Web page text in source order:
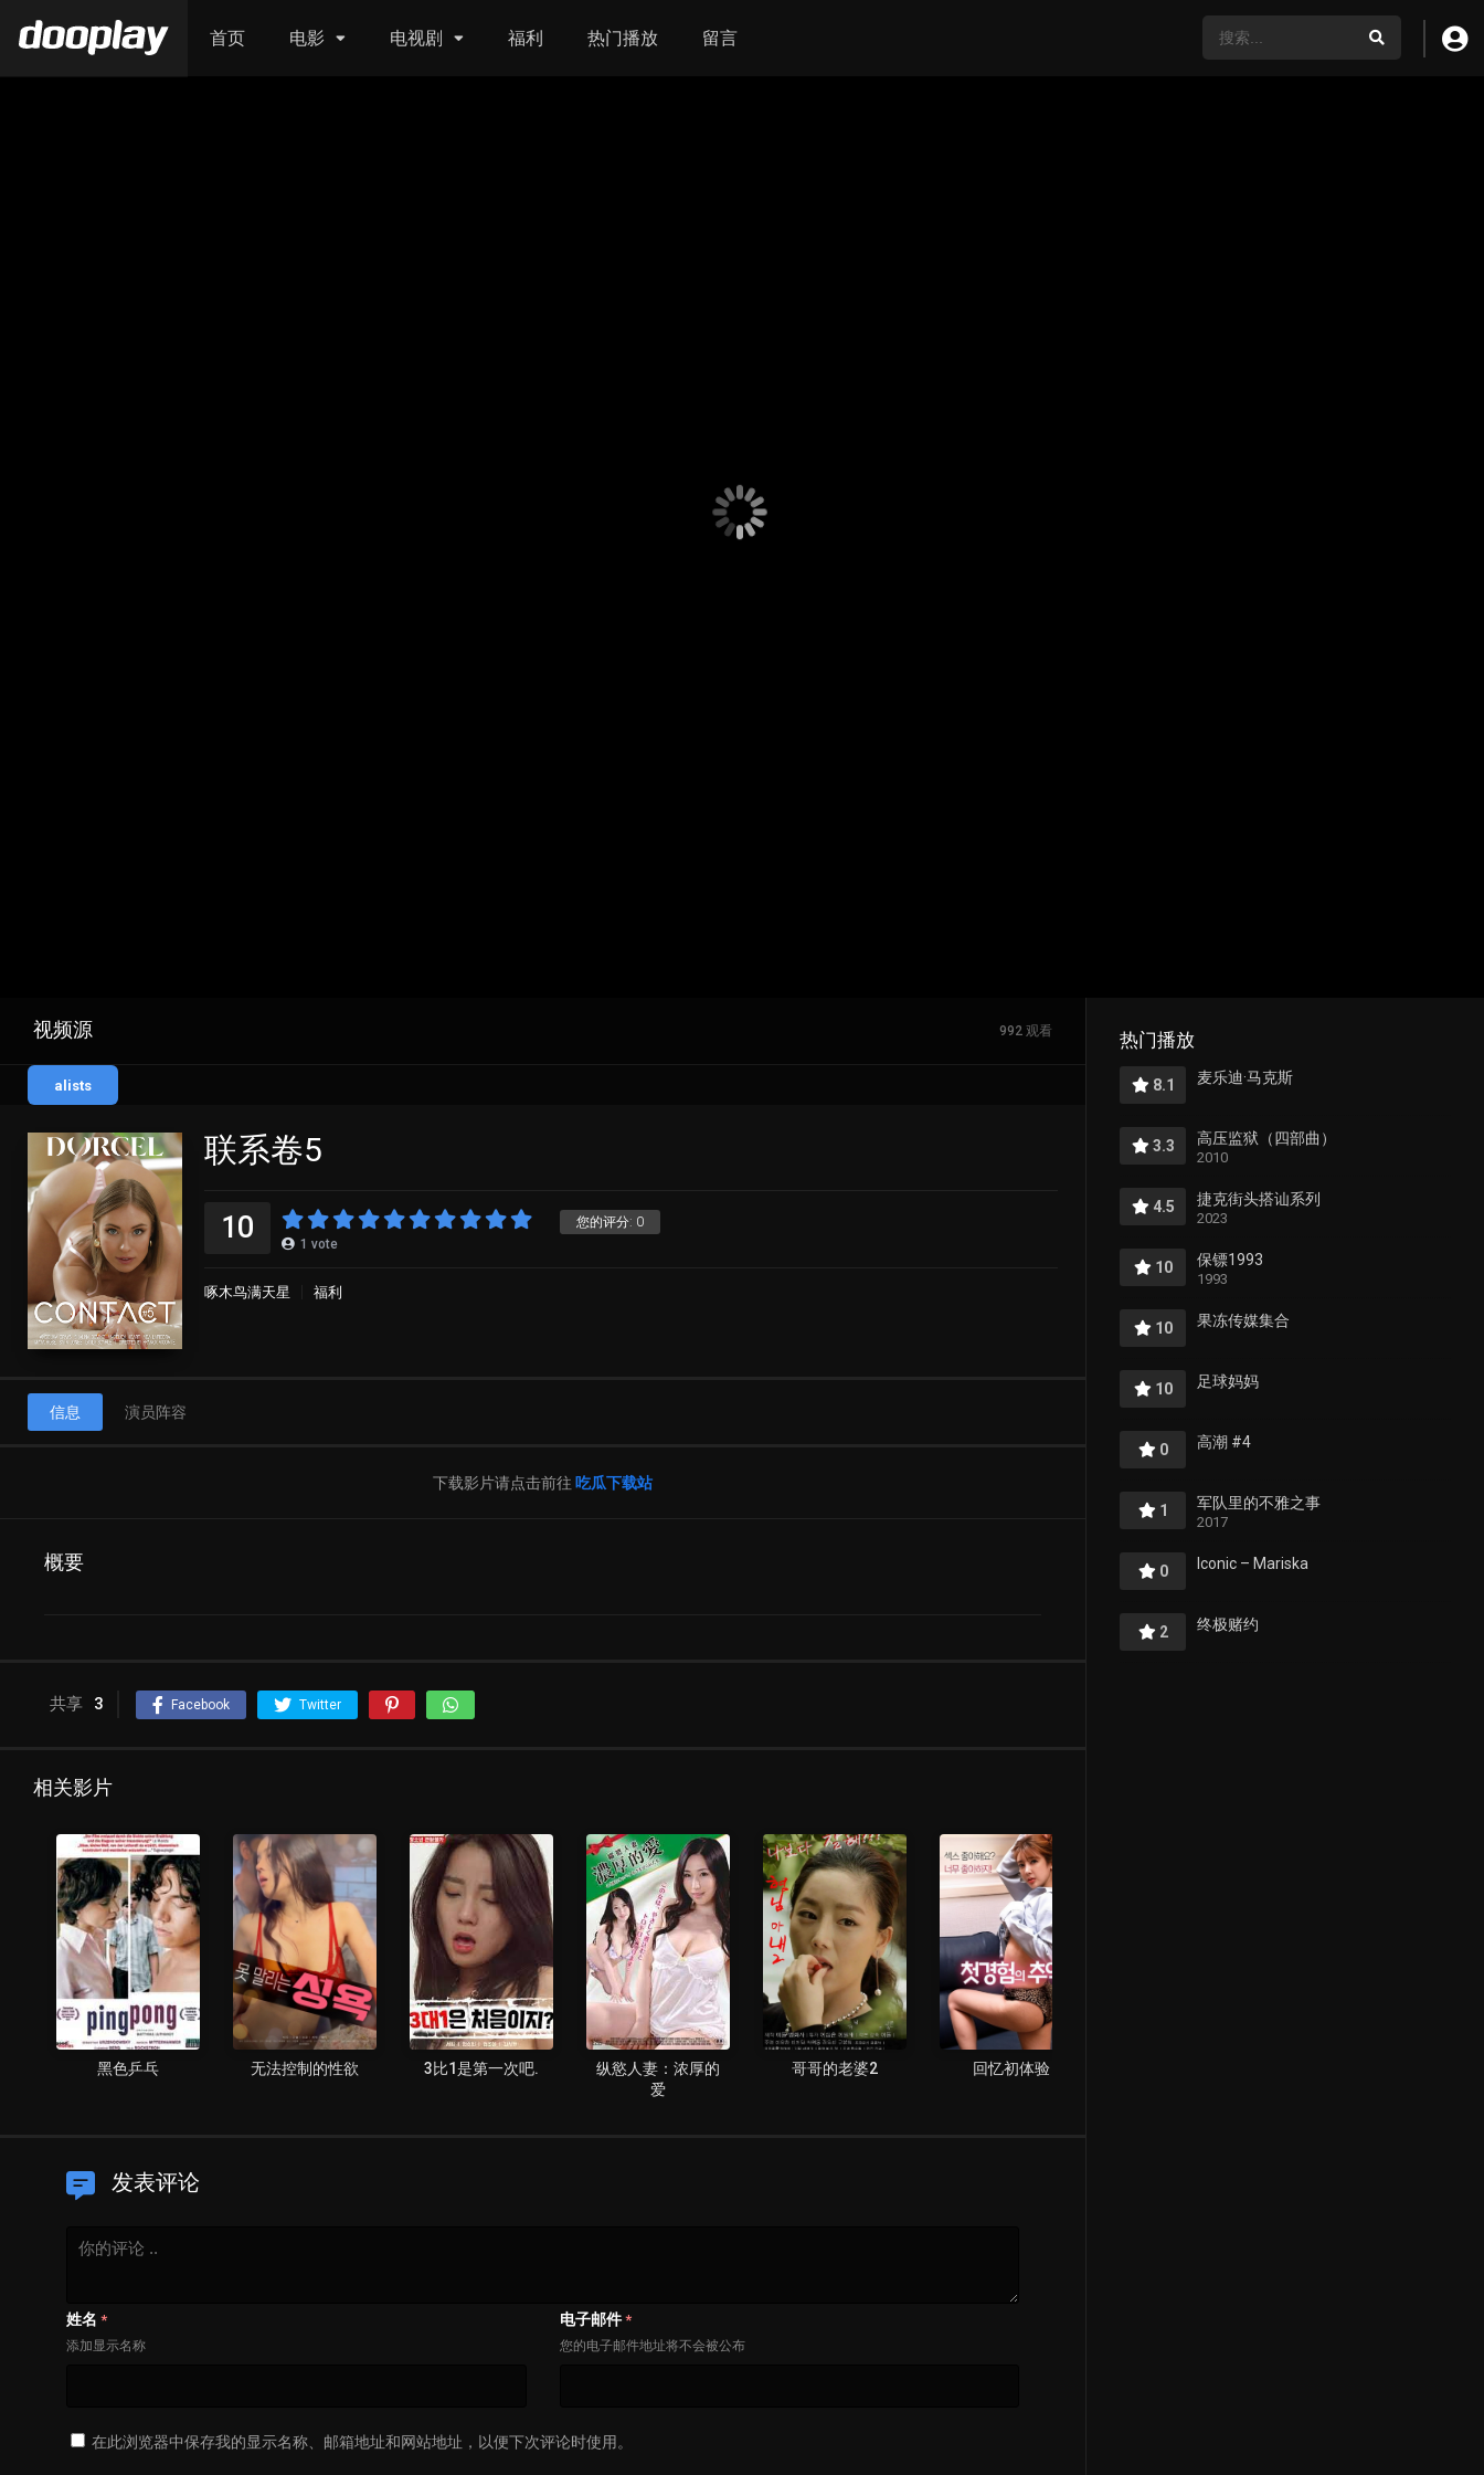
首页 电影 电视剧 福利 热门播放 留言
视频源 992 观看
alists
联系卷5
您的评分: 0
10 1 vote
啄木鸟满天星 福利
信息 演员阵容
下载影片请点击前往 吃瓜下载站
概要
共享 3 Facebook Twitter
相关影片
黑色乒乓 无法控制的性欲 3比1是第一次吧.
纵慾人妻：浓厚的
爱
哥哥的老婆2 回忆初体验
发表评论
姓名 *
添加显示名称
电子邮件 *
您的电子邮件地址将不会被公布
在此浏览器中保存我的显示名称、邮箱地址和网站地址，以便下次评论时使用。
热门播放
8.1 麦乐迪·马克斯
3.3 高压监狱（四部曲）
2010
4.5 捷克街头搭讪系列
2023
10 保镖1993
1993
10 果冻传媒集合
10 足球妈妈
0 高潮 #4
1 军队里的不雅之事
2017
0 Iconic – Mariska
2 终极赌约